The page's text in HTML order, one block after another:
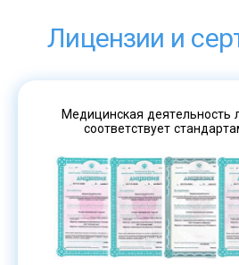
Лицензии и
Медицинская деятельность
соответствует